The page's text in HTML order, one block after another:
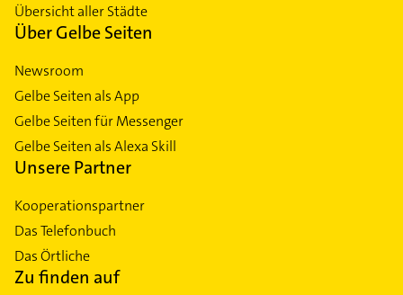
Übersicht aller Städte
Über Gelbe Seiten
Newsroom
Gelbe Seiten als App
Gelbe Seiten für Messenger
Gelbe Seiten als Alexa Skill
Unsere Partner
Kooperationspartner
Das Telefonbuch
Das Örtliche
Zu finden auf